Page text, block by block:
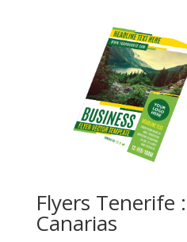
Flyers Tenerife
Canarias